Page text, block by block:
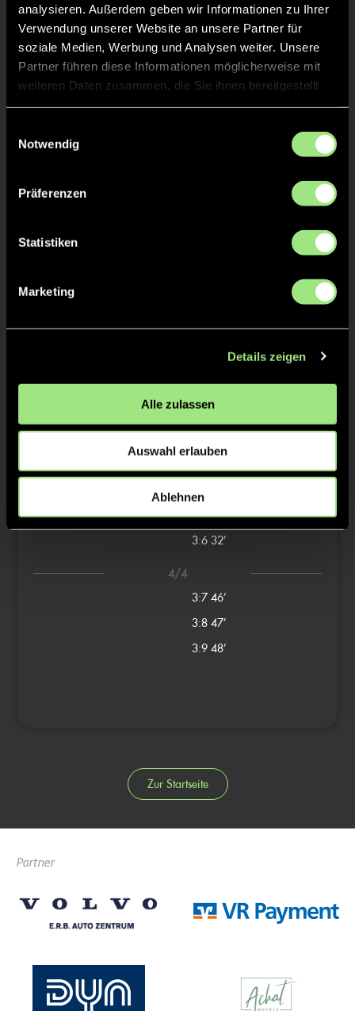
analysieren. Außerdem geben wir Informationen zu Ihrer
Verwendung unserer Website an unsere Partner für
soziale Medien, Werbung und Analysen weiter. Unsere
Partner führen diese Informationen möglicherweise mit
weiteren Daten zusammen, die Sie ihnen bereitgestellt
Notwendig
Präferenzen
Statistiken
Marketing
Details zeigen
Alle zulassen
Auswahl erlauben
Ablehnen
Staff
2:1 2’
2/4
2:3 16’
2:4 17’
3:5 31’
3:6 32’
4/4
3:7 46’
3:8 47’
3:9 48’
Zur Startseite
Partner